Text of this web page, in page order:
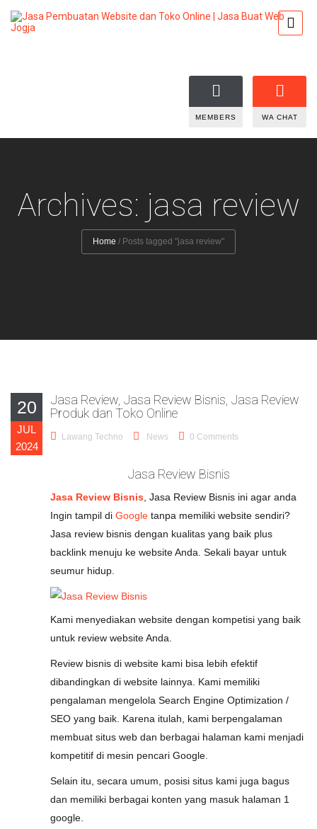
MEMBERS WA CHAT
Archives: jasa review
Home / Posts tagged "jasa review"
20
JUL
2024
Jasa Review, Jasa Review Bisnis, Jasa Review
Produk dan Toko Online
Lawang Techno News 0 Comments
Jasa Review Bisnis
Jasa Review Bisnis , Jasa Review Bisnis ini agar anda
Ingin tampil di Google tanpa memiliki website sendiri?
Jasa review bisnis dengan kualitas yang baik plus
backlink menuju ke website Anda. Sekali bayar untuk
seumur hidup.
Kami menyediakan website dengan kompetisi yang baik
untuk review website Anda.
Review bisnis di website kami bisa lebih efektif
dibandingkan di website lainnya. Kami memiliki
pengalaman mengelola Search Engine Optimization /
SEO yang baik. Karena itulah, kami berpengalaman
membuat situs web dan berbagai halaman kami menjadi
kompetitif di mesin pencari Google.
Selain itu, secara umum, posisi situs kami juga bagus
dan memiliki berbagai konten yang masuk halaman 1
google.